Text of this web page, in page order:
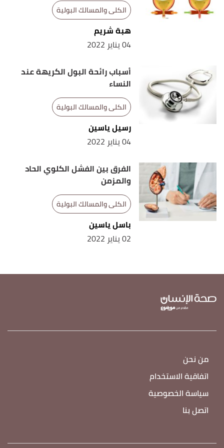
الكلى والمسالك البولية
هبة شريم
04 يناير 2022
أسباب رائحة البول الكريهة عند
النساء
الكلى والمسالك البولية
رسيل ياسين
04 يناير 2022
الفرق بين الفشل الكلوي الحاد
والمزمن
الكلى والمسالك البولية
باسل ياسين
02 يناير 2022
من نحن
اتفاقية الاستخدام
سياسة الخصوصية
اتصل بنا